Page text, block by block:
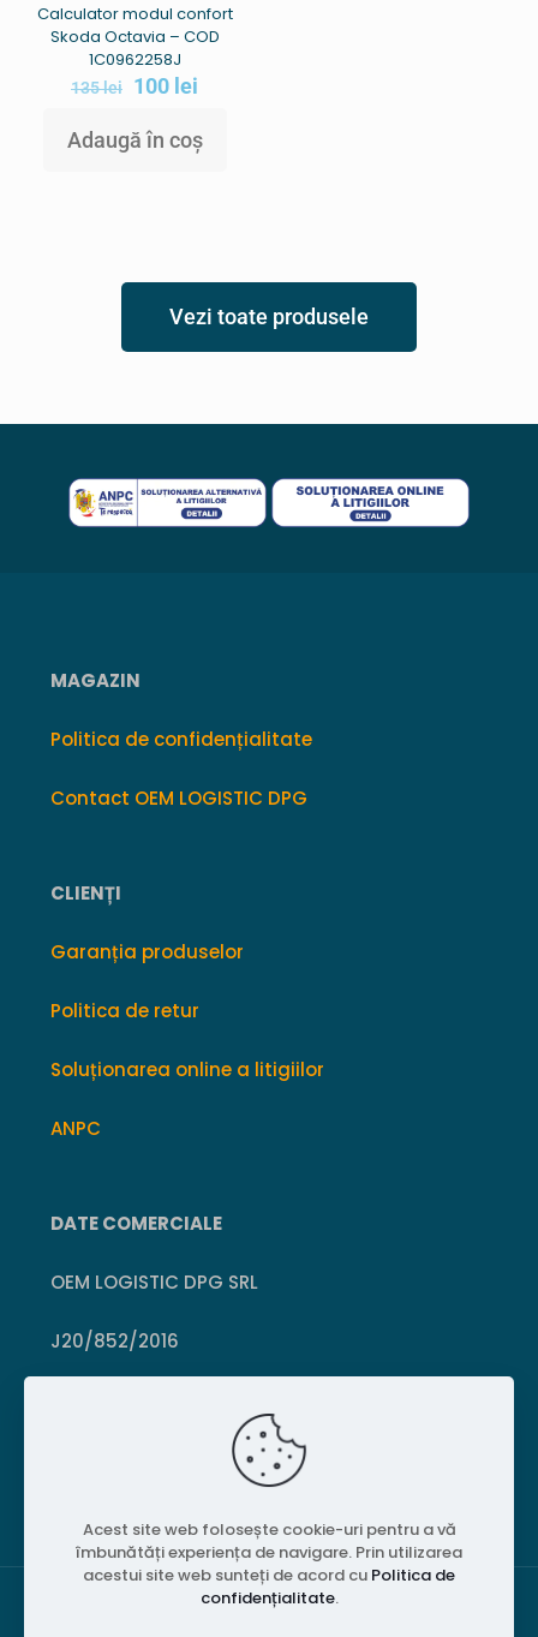
Calculator modul confort
Skoda Octavia – COD
1C0962258J
135lei 100 lei
Adaugă în coș
Vezi toate produsele
MAGAZIN
Politica de confidențialitate
Contact OEM LOGISTIC DPG
CLIENȚI
Garanția produselor
Politica de retur
Soluționarea online a litigiilor
ANPC
DATE COMERCIALE
OEM LOGISTIC DPG SRL
J20/852/2016
Crișcior, Hunedoara
Acest site web folosește cookie-uri pentru a vă
îmbunătăți experiența de navigare. Prin utilizarea
acestui site web sunteți de acord cu Politica de
confidențialitate.